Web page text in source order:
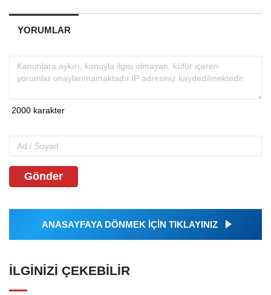
YORUMLAR
Gönder
ANASAYFAYA DÖNMEK İÇİN TIKLAYINIZ
İLGINIZI ÇEKEBILIR